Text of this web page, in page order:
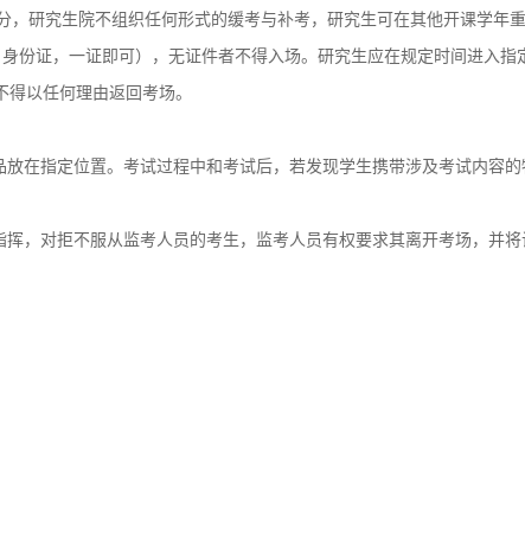
，研究生院不组织任何形式的缓考与补考，研究生可在其他开课学年
份证，一证即可），无证件者不得入场。研究生应在规定时间进入指
以任何理由返回考场。
在指定位置。考试过程中和考试后，若发现学生携带涉及考试内容
，对拒不服从监考人员的考生，监考人员有权要求其离开考场，并